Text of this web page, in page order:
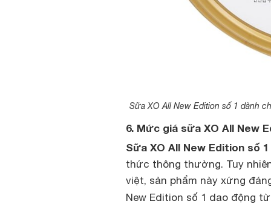
Sữa XO All New Edition số 1 dành
6. Mức giá sữa XO All New
Sữa XO All New Edition số 1
thức thông thường. Tuy
việt, sản phẩm này xứng
New Edition số 1 dao động